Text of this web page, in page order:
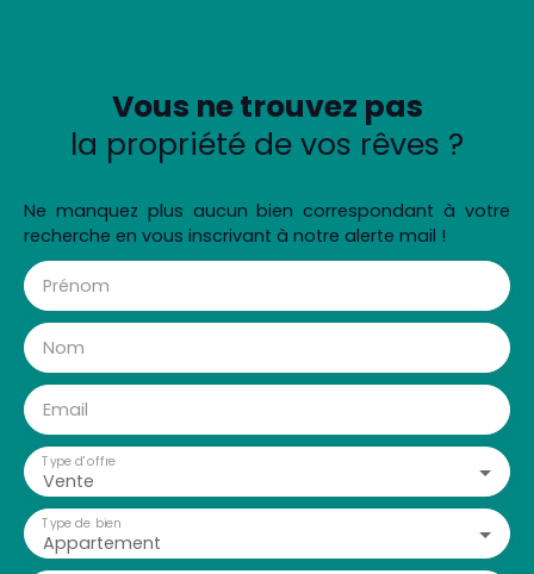
Vous ne trouvez pas
la propriété de vos rêves ?
Ne manquez plus aucun bien correspondant à votre
recherche en vous inscrivant à notre alerte mail !
Prénom
Nom
Email
Vente
Type d'offre
Appartement
Type de bien